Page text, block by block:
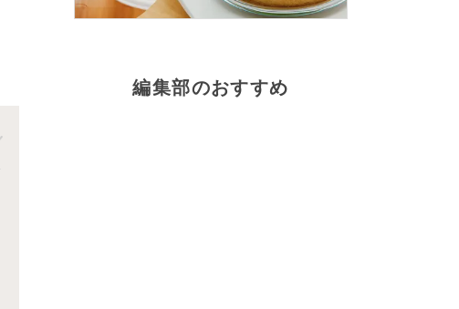
編集部のおすすめ